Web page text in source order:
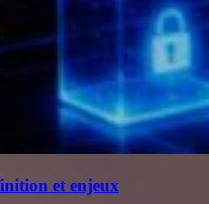
et enjeux